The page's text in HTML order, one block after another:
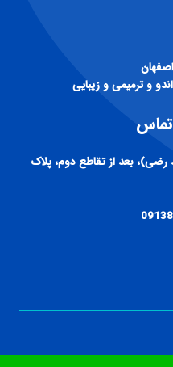
و ترميمی و زيبايی